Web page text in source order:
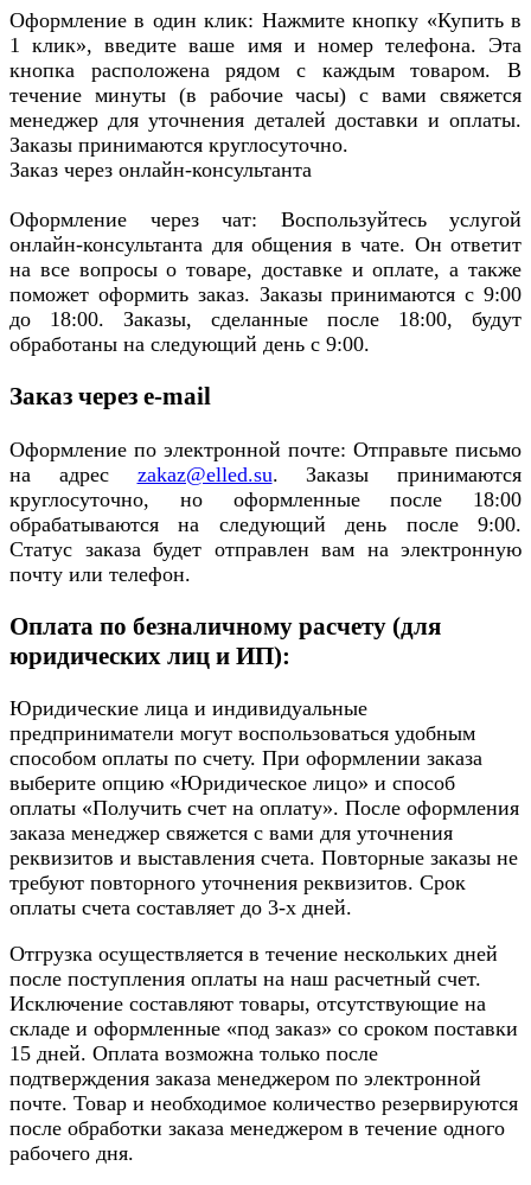
Оформление в один клик: Нажмите кнопку «Купить в
1 клик», введите ваше имя и номер телефона. Эта
кнопка расположена рядом с каждым товаром. В
течение минуты (в рабочие часы) с вами свяжется
менеджер для уточнения деталей доставки и оплаты.
Заказы принимаются круглосуточно.
Заказ через онлайн-консультанта
Оформление через чат: Воспользуйтесь услугой
онлайн-консультанта для общения в чате. Он ответит
на все вопросы о товаре, доставке и оплате, а также
поможет оформить заказ. Заказы принимаются с 9:00
до 18:00. Заказы, сделанные после 18:00, будут
обработаны на следующий день с 9:00.
Заказ через e-mail
Оформление по электронной почте: Отправьте письмо
на адрес zakaz@elled.su. Заказы принимаются
круглосуточно, но оформленные после 18:00
обрабатываются на следующий день после 9:00.
Статус заказа будет отправлен вам на электронную
почту или телефон.
Оплата по безналичному расчету (для
юридических лиц и ИП):
Юридические лица и индивидуальные
предприниматели могут воспользоваться удобным
способом оплаты по счету. При оформлении заказа
выберите опцию «Юридическое лицо» и способ
оплаты «Получить счет на оплату». После оформления
заказа менеджер свяжется с вами для уточнения
реквизитов и выставления счета. Повторные заказы не
требуют повторного уточнения реквизитов. Срок
оплаты счета составляет до 3-х дней.
Отгрузка осуществляется в течение нескольких дней
после поступления оплаты на наш расчетный счет.
Исключение составляют товары, отсутствующие на
складе и оформленные «под заказ» со сроком поставки
15 дней. Оплата возможна только после
подтверждения заказа менеджером по электронной
почте. Товар и необходимое количество резервируются
после обработки заказа менеджером в течение одного
рабочего дня.